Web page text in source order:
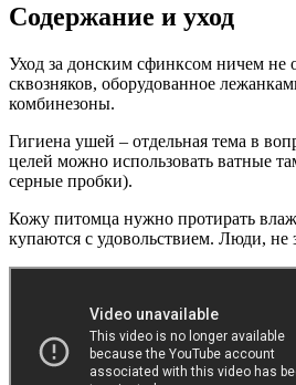
Содержание и уход
Уход за донским сфинксом ничем не
сквозняков, оборудованное
комбинезоны.
Гигиена ушей – отдельная тема в
целей можно использовать ватные
серные пробки).
Кожу питомца нужно протирать
купаются с удовольствием. Люди, не